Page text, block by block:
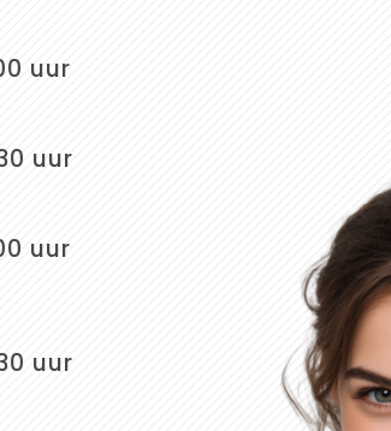
uur
uur
uur
uur